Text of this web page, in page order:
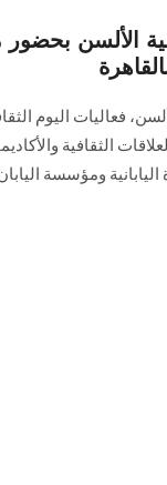
فعاليات اليوم
الثقافية
ومؤسسة